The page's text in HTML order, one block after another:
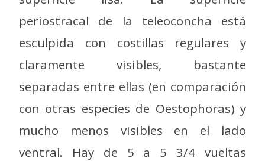
periostracal de la teleoconcha está
esculpida con costillas regulares y
claramente visibles, bastante
separadas entre ellas (en comparación
con otras especies de Oestophoras) y
mucho menos visibles en el lado
ventral. Hay de 5 a 5 3/4 vueltas